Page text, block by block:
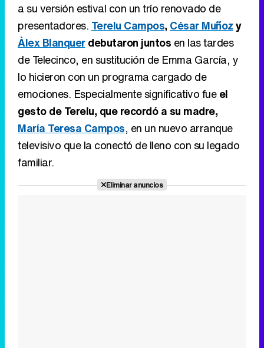
a su versión estival con un trío renovado de
presentadores. Terelu Campos, César Muñozy
Àlex Blanquerdebutaron juntos en las tardes
de Telecinco, en sustitución de Emma García, y
lo hicieron con un programa cargado de
emociones. Especialmente significativo fueel
gesto de Terelu, que recordó a su madre,
María Teresa Campos, en un nuevo arranque
televisivo que la conectó de lleno con su legado
familiar.
Eliminar anuncios